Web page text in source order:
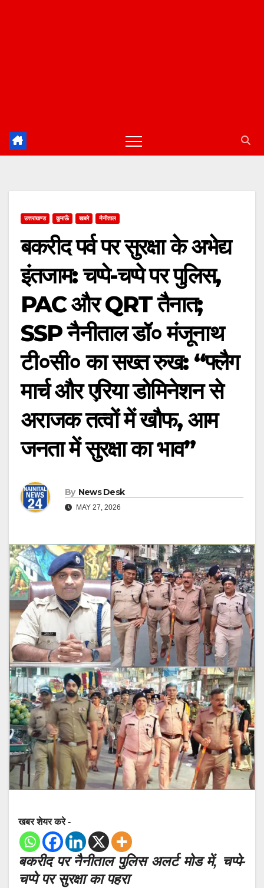
उत्तराखण्ड कुमाऊँ खबरे नैनीताल
बकरीद पर्व पर सुरक्षा के अभेद्य
इंतजाम: चप्पे-चप्पे पर पुलिस,
PAC और QRT तैनात;
SSP नैनीताल डॉ० मंजूनाथ
टी०सी० का सख्त रुख: “फ्लैग
मार्च और एरिया डोमिनेशन से
अराजक तत्वों में खौफ, आम
जनता में सुरक्षा का भाव”
By News Desk
MAY 27, 2026
खबर शेयर करे -
बकरीद पर नैनीताल पुलिस अलर्ट मोड में, चप्पे-
चप्पे पर सुरक्षा का पहरा